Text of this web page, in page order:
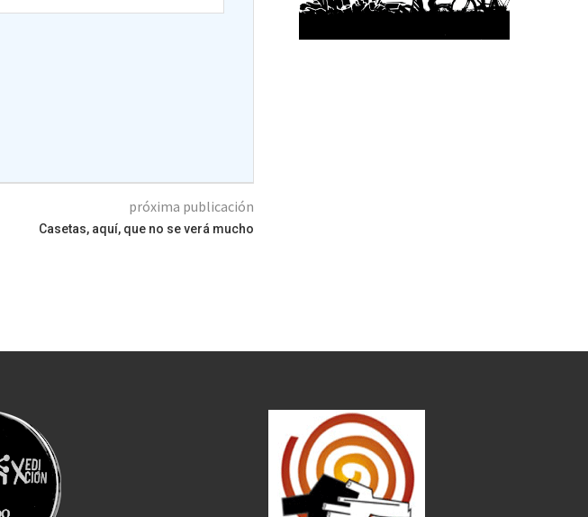
próxima publicación
Casetas, aquí, que no se verá mucho